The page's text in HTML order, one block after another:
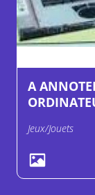
A
Jeux/Jouets